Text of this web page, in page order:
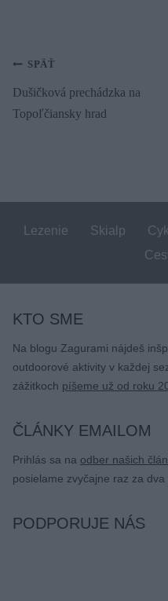
Navigácia
SPÄŤ
Dušičková prechádzka na
Topoľčiansky hrad
Lezenie Skialp
KTO SME
Na blogu Zagurami nájdeš
outdoorové aktivity v každej
zážitkoch píšeme už od roku
ČLÁNKY EMAILOM
Prihlás sa na odber našich
posielame zvyčajne raz za dva
PODPORUJE NÁS